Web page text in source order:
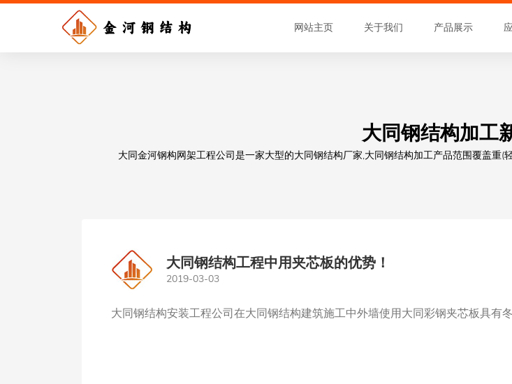
网站主页 关于我们 产品展示
大同钢结构加工
大同金河钢构网架工程公司是一家大型的大同钢结构厂家,大同钢结构加工产品范围覆盖重(
大同钢结构工程中用夹芯板的优势！
2019-03-03
大同钢结构安装工程公司在大同钢结构建筑施工中外墙使用大同彩钢夹芯板具有